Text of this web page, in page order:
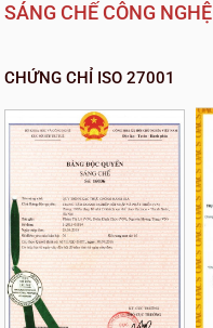
SÁNG CHẾ CÔNG NGHỆ
CHỨNG CHỈ ISO 27001